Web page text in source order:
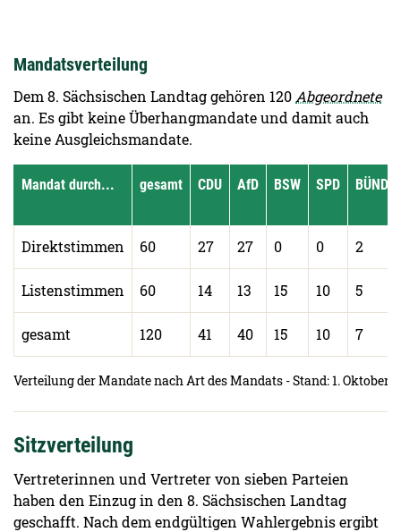
Mandatsverteilung
Dem 8. Sächsischen Landtag gehören 120 Abgeordnete
an. Es gibt keine Überhangmandate und damit auch
keine Ausgleichsmandate.
Verteilung der Mandate nach Art des Mandats - Stand: 1. Oktober
Mandat durch... gesamt CDU AfD BSW SPD
Direktstimmen 60 27 27 0 0 2
Listenstimmen 60 14 13 15 10 5
gesamt 120 41 40 15 10 7
Sitzverteilung
Vertreterinnen und Vertreter von sieben Parteien
haben den Einzug in den 8. Sächsischen Landtag
geschafft. Nach dem endgültigen Wahlergebnis ergibt